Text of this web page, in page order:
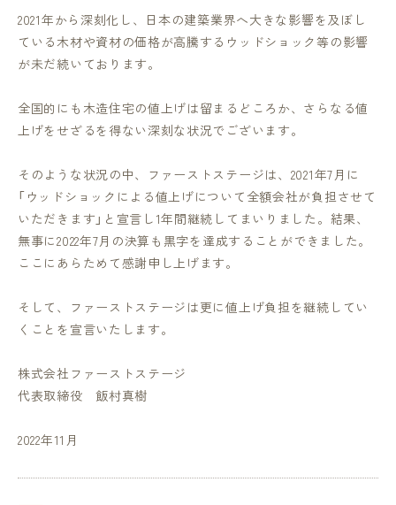
2021年から深刻化し、日本の建築業界へ大きな影響を及ぼし
ている木材や資材の価格が高騰するウッドショック等の影響
が未だ続いております。
全国的にも木造住宅の値上げは留まるどころか、さらなる値
上げをせざるを得ない深刻な状況でございます。
そのような状況の中、ファーストステージは、2021年7月に
「ウッドショックによる値上げについて全額会社が負担させて
いただきます」と宣言し1年間継続してまいりました。結果、
無事に2022年7月の決算も黒字を達成することができました。
ここにあらためて感謝申し上げます。
そして、ファーストステージは更に値上げ負担を継続してい
くことを宣言いたします。
株式会社ファーストステージ
代表取締役 飯村真樹
2022年11月